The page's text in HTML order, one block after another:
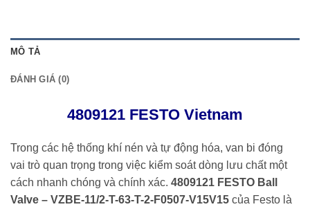
MÔ TẢ
ĐÁNH GIÁ (0)
4809121 FESTO Vietnam
Trong các hệ thống khí nén và tự động hóa, van bi đóng
vai trò quan trọng trong việc kiểm soát dòng lưu chất một
cách nhanh chóng và chính xác. 4809121 FESTO Ball
Valve – VZBE-11/2-T-63-T-2-F0507-V15V15 của Festo là